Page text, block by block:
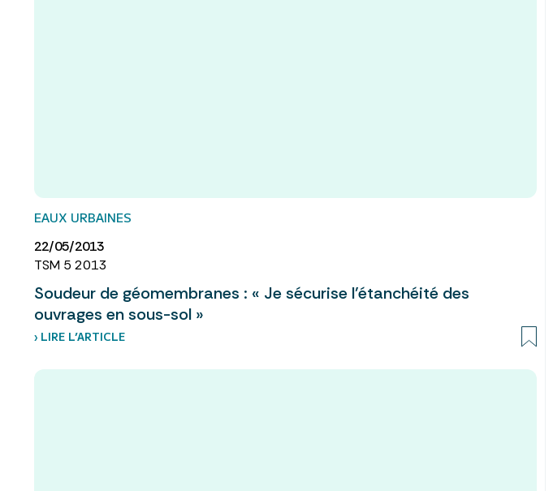
EAUX URBAINES
22/05/2013
TSM 5 2013
Soudeur de géomembranes : « Je sécurise l’étanchéité des
ouvrages en sous-sol »
› LIRE L’ARTICLE